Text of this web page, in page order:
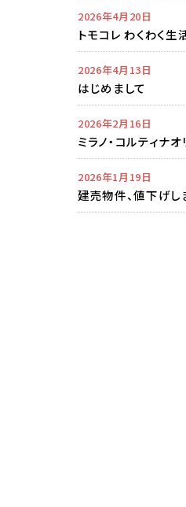
2026年4月20日
トモコレ わくわく生
2026年4月13日
はじめまして
2026年2月16日
ミラノ・コルティナ
2026年1月19日
建売物件、値下げし